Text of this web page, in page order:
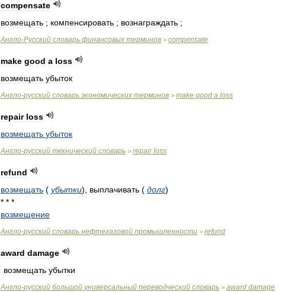
compensate
возмещать ; компенсировать ; вознаграждать ;
Англо-Русский словарь финансовых терминов > compensate
make good a loss
возмещать убыток
Англо-русский словарь экономических терминов > make good a loss
repair loss
возмещать убыток
Англо-русский технический словарь > repair loss
refund
возмещать ( убытки) выплачивать ( долг)
* * *
возмещение
Англо-русский словарь нефтегазовой промышленности > refund
award damage
возмещать убытки
Англо-русский большой универсальный переводческий словарь > award damage